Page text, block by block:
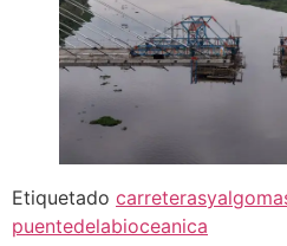
Etiquetado
puentedelabioceanica